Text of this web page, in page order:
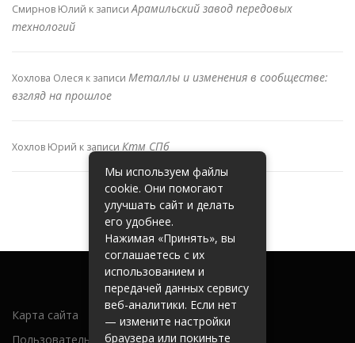
Смирнов Юлий к записиАрамильский завод передовых
технологий
Хохлова Олеся к записи Металлы и изменения в сообществе:
взгляд на прошлое
Хохлов Юрий к записи Ктм СПб
Карта сайта
Пользовательское соглашение
Мы используем файлы
cookie. Они помогают
улучшать сайт и делать
его удобнее.
Нажимая «Принять», вы
соглашаетесь с их
использованием и
передачей данных сервису
веб-аналитики. Если нет
— измените настройки
браузера или покиньте